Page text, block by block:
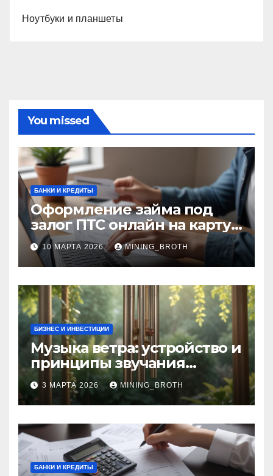
Ноутбуки и планшеты
You missed
БАНКИ И КРЕДИТЫ
Оформление займа под
залог ПТС онлайн на карту
без визита в офис: порядок,
требования и документы
10 МАРТА 2026 MINING_BROTH
БИЗНЕС И ИНВЕСТИЦИИ
Музыка ветра: устройство и
принципы звучания
колокольчиков
3 МАРТА 2026 MINING_BROTH
БАНКИ И КРЕДИТЫ